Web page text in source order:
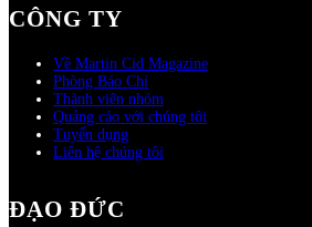
CÔNG TY
Về Martin Cid Magazine
Phòng Báo Chí
Thành viên nhóm
Quảng cáo với chúng tôi
Tuyển dụng
Liên hệ chúng tôi
ĐẠO ĐỨC